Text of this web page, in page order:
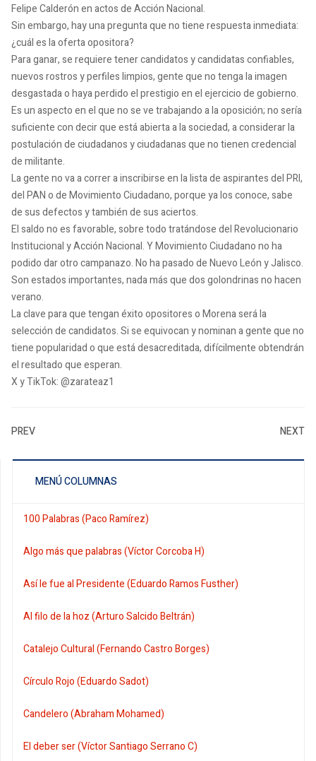
Felipe Calderón en actos de Acción Nacional.
Sin embargo, hay una pregunta que no tiene respuesta inmediata:
¿cuál es la oferta opositora?
Para ganar, se requiere tener candidatos y candidatas confiables,
nuevos rostros y perfiles limpios, gente que no tenga la imagen
desgastada o haya perdido el prestigio en el ejercicio de gobierno.
Es un aspecto en el que no se ve trabajando a la oposición; no sería
suficiente con decir que está abierta a la sociedad, a considerar la
postulación de ciudadanos y ciudadanas que no tienen credencial
de militante.
La gente no va a correr a inscribirse en la lista de aspirantes del PRI,
del PAN o de Movimiento Ciudadano, porque ya los conoce, sabe
de sus defectos y también de sus aciertos.
El saldo no es favorable, sobre todo tratándose del Revolucionario
Institucional y Acción Nacional. Y Movimiento Ciudadano no ha
podido dar otro campanazo. No ha pasado de Nuevo León y Jalisco.
Son estados importantes, nada más que dos golondrinas no hacen
verano.
La clave para que tengan éxito opositores o Morena será la
selección de candidatos. Si se equivocan y nominan a gente que no
tiene popularidad o que está desacreditada, difícilmente obtendrán
el resultado que esperan.
X y TikTok: @zarateaz1
PREV NEXT
MENÚ COLUMNAS
100 Palabras (Paco Ramírez)
Algo más que palabras (Víctor Corcoba H)
Así le fue al Presidente (Eduardo Ramos Fusther)
Al filo de la hoz (Arturo Salcido Beltrán)
Catalejo Cultural (Fernando Castro Borges)
Círculo Rojo (Eduardo Sadot)
Candelero (Abraham Mohamed)
El deber ser (Víctor Santiago Serrano C)